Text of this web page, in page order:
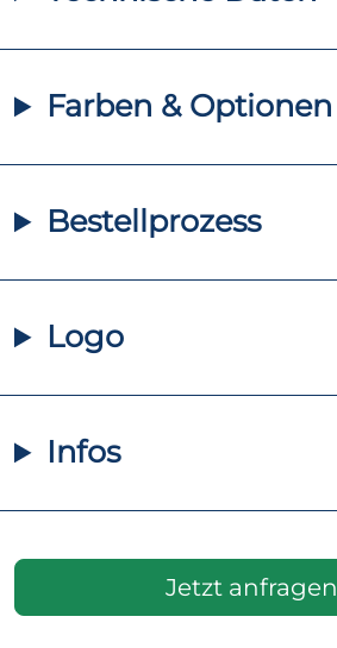
Farben & Optionen
Bestellprozess
Logo
Infos
Jetzt anfragen